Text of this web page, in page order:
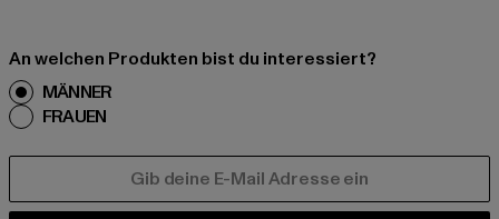
An welchen Produkten bist du interessiert?
MÄNNER
FRAUEN